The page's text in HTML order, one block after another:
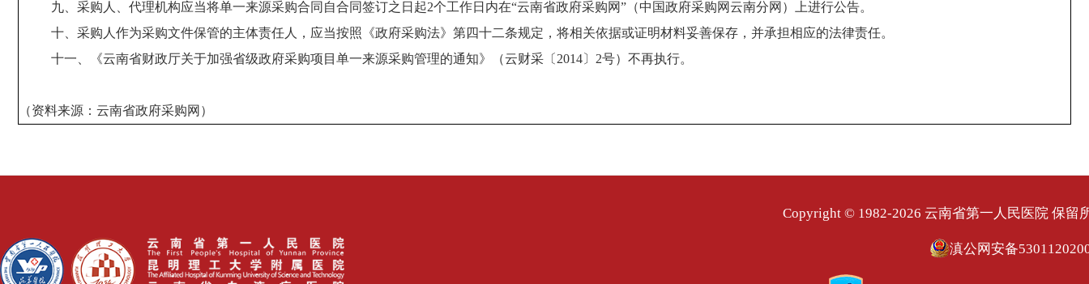
九、采购人、代理机构应当将单一来源采购合同自合同签订之日起2个工作日内在“云南省政府采购网”（中国政府采购网云南分网）上进行公告。
十、采购人作为采购文件保管的主体责任人，应当按照《政府采购法》第四十二条规定，将相关依据或证明材料妥善保存，并承担相应的法律责任。
十一、
《云南省财政厅关于加强省级政府采购项目单一来源采购管理的通知》（云财采〔 2014〕2号）不再执行。
（资料来源：云南省政府采购网）
Copyright © 1982-2026 云南省第一人民医院 保留
滇公网安备